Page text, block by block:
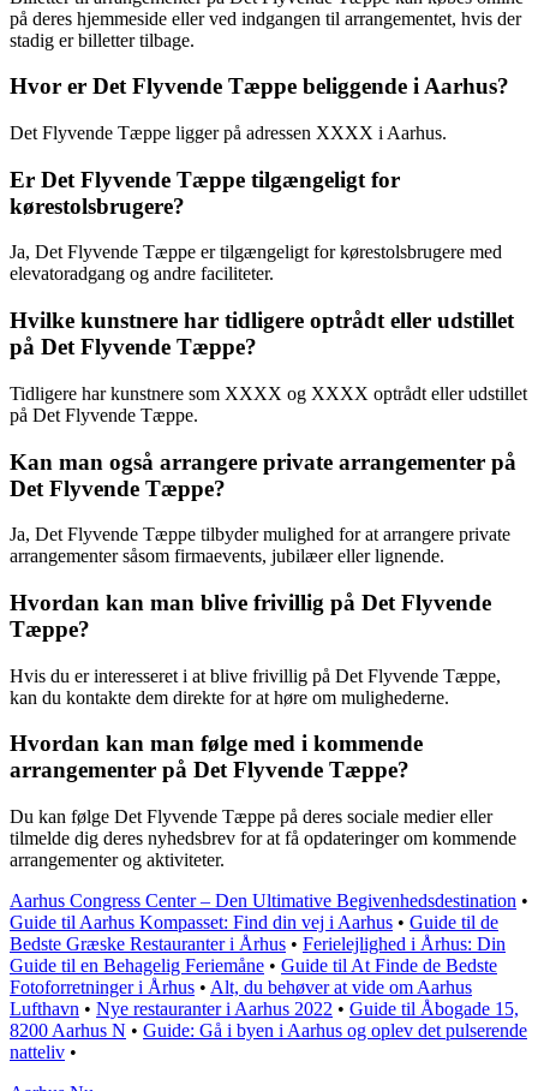
på deres hjemmeside eller ved indgangen til arrangementet, hvis der
stadig er billetter tilbage.
Hvor er Det Flyvende Tæppe beliggende i Aarhus?
Det Flyvende Tæppe ligger på adressen XXXX i Aarhus.
Er Det Flyvende Tæppe tilgængeligt for
kørestolsbrugere?
Ja, Det Flyvende Tæppe er tilgængeligt for kørestolsbrugere med
elevatoradgang og andre faciliteter.
Hvilke kunstnere har tidligere optrådt eller udstillet
på Det Flyvende Tæppe?
Tidligere har kunstnere som XXXX og XXXX optrådt eller udstillet
på Det Flyvende Tæppe.
Kan man også arrangere private arrangementer på
Det Flyvende Tæppe?
Ja, Det Flyvende Tæppe tilbyder mulighed for at arrangere private
arrangementer såsom firmaevents, jubilæer eller lignende.
Hvordan kan man blive frivillig på Det Flyvende
Tæppe?
Hvis du er interesseret i at blive frivillig på Det Flyvende Tæppe,
kan du kontakte dem direkte for at høre om mulighederne.
Hvordan kan man følge med i kommende
arrangementer på Det Flyvende Tæppe?
Du kan følge Det Flyvende Tæppe på deres sociale medier eller
tilmelde dig deres nyhedsbrev for at få opdateringer om kommende
arrangementer og aktiviteter.
Aarhus Congress Center – Den Ultimative Begivenhedsdestination •
Guide til Aarhus Kompasset: Find din vej i Aarhus • Guide til de
Bedste Græske Restauranter i Århus • Ferielejlighed i Århus: Din
Guide til en Behagelig Feriemåne • Guide til At Finde de Bedste
Fotoforretninger i Århus • Alt, du behøver at vide om Aarhus
Lufthavn • Nye restauranter i Aarhus 2022 • Guide til Åbogade 15,
8200 Aarhus N • Guide: Gå i byen i Aarhus og oplev det pulserende
natteliv •